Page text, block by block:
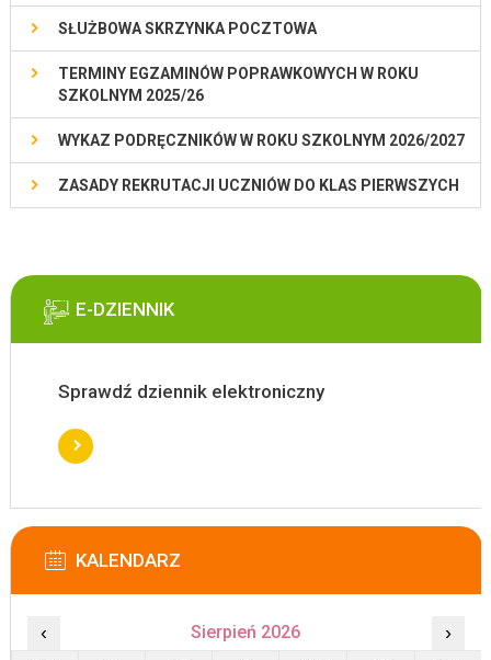
SŁUŻBOWA SKRZYNKA POCZTOWA
TERMINY EGZAMINÓW POPRAWKOWYCH W ROKU
SZKOLNYM 2025/26
WYKAZ PODRĘCZNIKÓW W ROKU SZKOLNYM 2026/2027
ZASADY REKRUTACJI UCZNIÓW DO KLAS PIERWSZYCH
E-DZIENNIK
Sprawdź dziennik elektroniczny
KALENDARZ
‹ Sierpień 2026 ›